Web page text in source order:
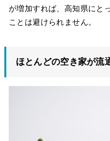
が増加すれば、高知県にと
ことは避けられません。
ほとんどの空き家が流